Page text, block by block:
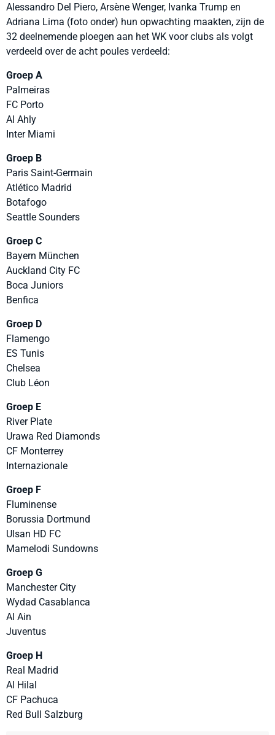
Alessandro Del Piero, Arsène Wenger, Ivanka Trump en
Adriana Lima (foto onder) hun opwachting maakten, zijn de
32 deelnemende ploegen aan het WK voor clubs als volgt
verdeeld over de acht poules verdeeld:
Groep A
Palmeiras
FC Porto
Al Ahly
Inter Miami
Groep B
Paris Saint-Germain
Atlético Madrid
Botafogo
Seattle Sounders
Groep C
Bayern München
Auckland City FC
Boca Juniors
Benfica
Groep D
Flamengo
ES Tunis
Chelsea
Club Léon
Groep E
River Plate
Urawa Red Diamonds
CF Monterrey
Internazionale
Groep F
Fluminense
Borussia Dortmund
Ulsan HD FC
Mamelodi Sundowns
Groep G
Manchester City
Wydad Casablanca
Al Ain
Juventus
Groep H
Real Madrid
Al Hilal
CF Pachuca
Red Bull Salzburg